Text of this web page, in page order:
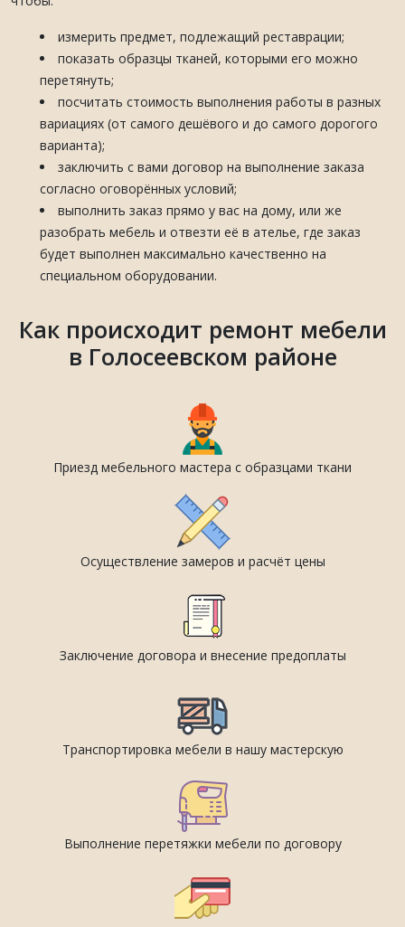
измерить предмет, подлежащий реставрации;
показать образцы тканей, которыми его можно
перетянуть;
посчитать стоимость выполнения работы в разных
вариациях (от самого дешёвого и до самого дорогого
варианта);
заключить с вами договор на выполнение заказа
согласно оговорённых условий;
выполнить заказ прямо у вас на дому, или же
разобрать мебель и отвезти её в ателье, где заказ
будет выполнен максимально качественно на
специальном оборудовании.
Как происходит ремонт мебели
в Голосеевском районе
Приезд мебельного мастера с образцами ткани
Осуществление замеров и расчёт цены
Заключение договора и внесение предоплаты
Транспортировка мебели в нашу мастерскую
Выполнение перетяжки мебели по договору